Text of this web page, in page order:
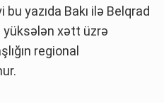
yazıda Bakı ilə Belqrad
yüksələn xətt üzrə
regional